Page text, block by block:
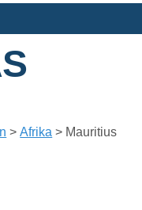
>Afrika > Mauritius